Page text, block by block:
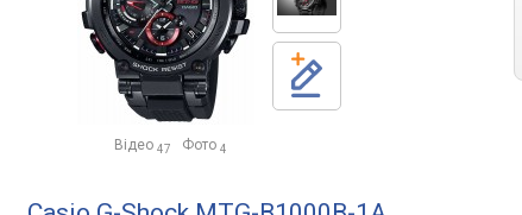
Відео 47 Фото 4